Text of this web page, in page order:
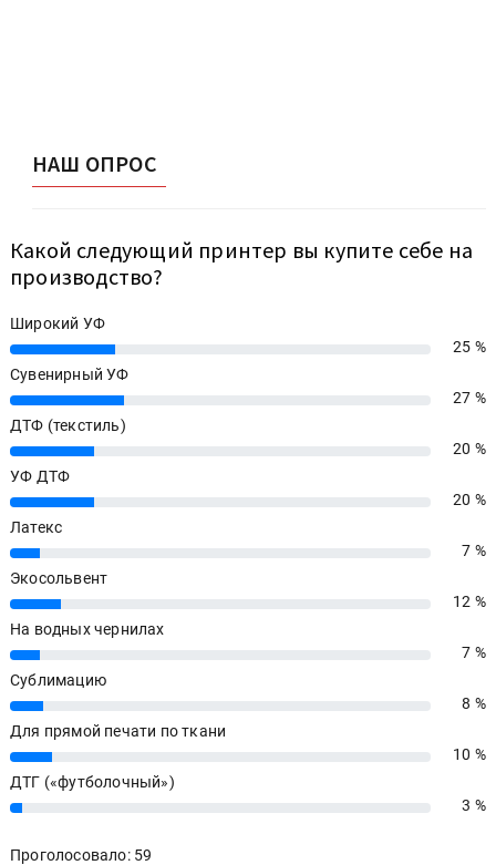
НАШ ОПРОС
Какой следующий принтер вы купите себе на
производство?
Широкий УФ
25%
25 %
Сувенирный УФ
27%
27 %
ДТФ (текстиль)
20%
20 %
УФ ДТФ
20%
20 %
Латекс
7%
7 %
Экосольвент
12%
12 %
На водных чернилах
7%
7 %
Сублимацию
8%
8 %
Для прямой печати по ткани
10%
10 %
ДТГ («футболочный»)
3% 3 %
Проголосовало: 59